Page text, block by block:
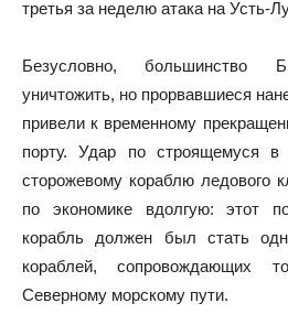
третья за неделю атака на Усть-
Безусловно,
уничтожить, но прорвавшиеся
привели к временному
порту. Удар по строящемуся в
сторожевому кораблю ледового
по экономике вдолгую: этот
корабль должен был стать
кораблей, сопровождающих
Северному морскому пути.